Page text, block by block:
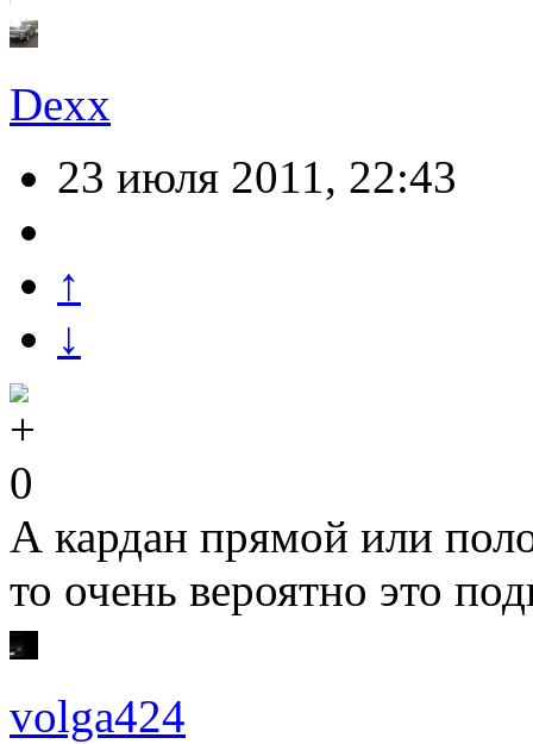
Dexx
23 июля 2011, 22:43
↑
↓
0
А кардан прямой или
то очень вероятно это
volga424